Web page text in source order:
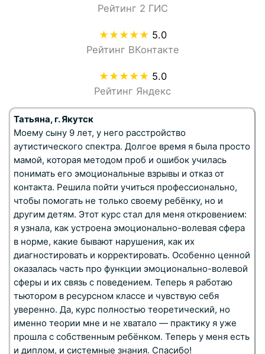
Рейтинг 2 ГИС
★★★★★ 5.0
Рейтинг ВКонтакте
★★★★★ 5.0
Рейтинг Яндекс
Татьяна, г. Якутск
Моему сыну 9 лет, у него расстройство
аутистического спектра. Долгое время я была просто
мамой, которая методом проб и ошибок училась
понимать его эмоциональные взрывы и отказ от
контакта. Решила пойти учиться профессионально,
чтобы помогать не только своему ребёнку, но и
другим детям. Этот курс стал для меня откровением:
я узнала, как устроена эмоционально-волевая сфера
в норме, какие бывают нарушения, как их
диагностировать и корректировать. Особенно ценной
оказалась часть про функции эмоционально-волевой
сферы и их связь с поведением. Теперь я работаю
тьютором в ресурсном классе и чувствую себя
уверенно. Да, курс полностью теоретический, но
именно теории мне и не хватало — практику я уже
прошла с собственным ребёнком. Теперь у меня есть
и диплом, и системные знания. Спасибо!